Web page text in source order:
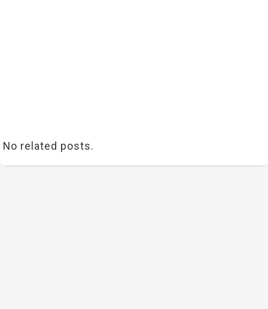
No related posts.